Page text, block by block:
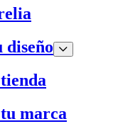
diseño
marca